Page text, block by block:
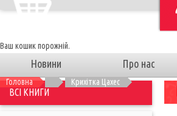
Ваш кошик порожній.
Новини Про нас
Головна Крихітка Цахес
ВСІ КНИГИ